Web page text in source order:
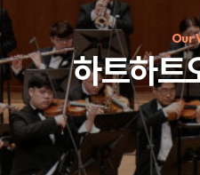
인기 키워드
#정기후원#하트플레이스#
Our
하트하트